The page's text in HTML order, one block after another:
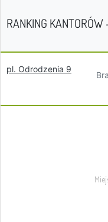
RANKING
pl. Odrodzenia 9